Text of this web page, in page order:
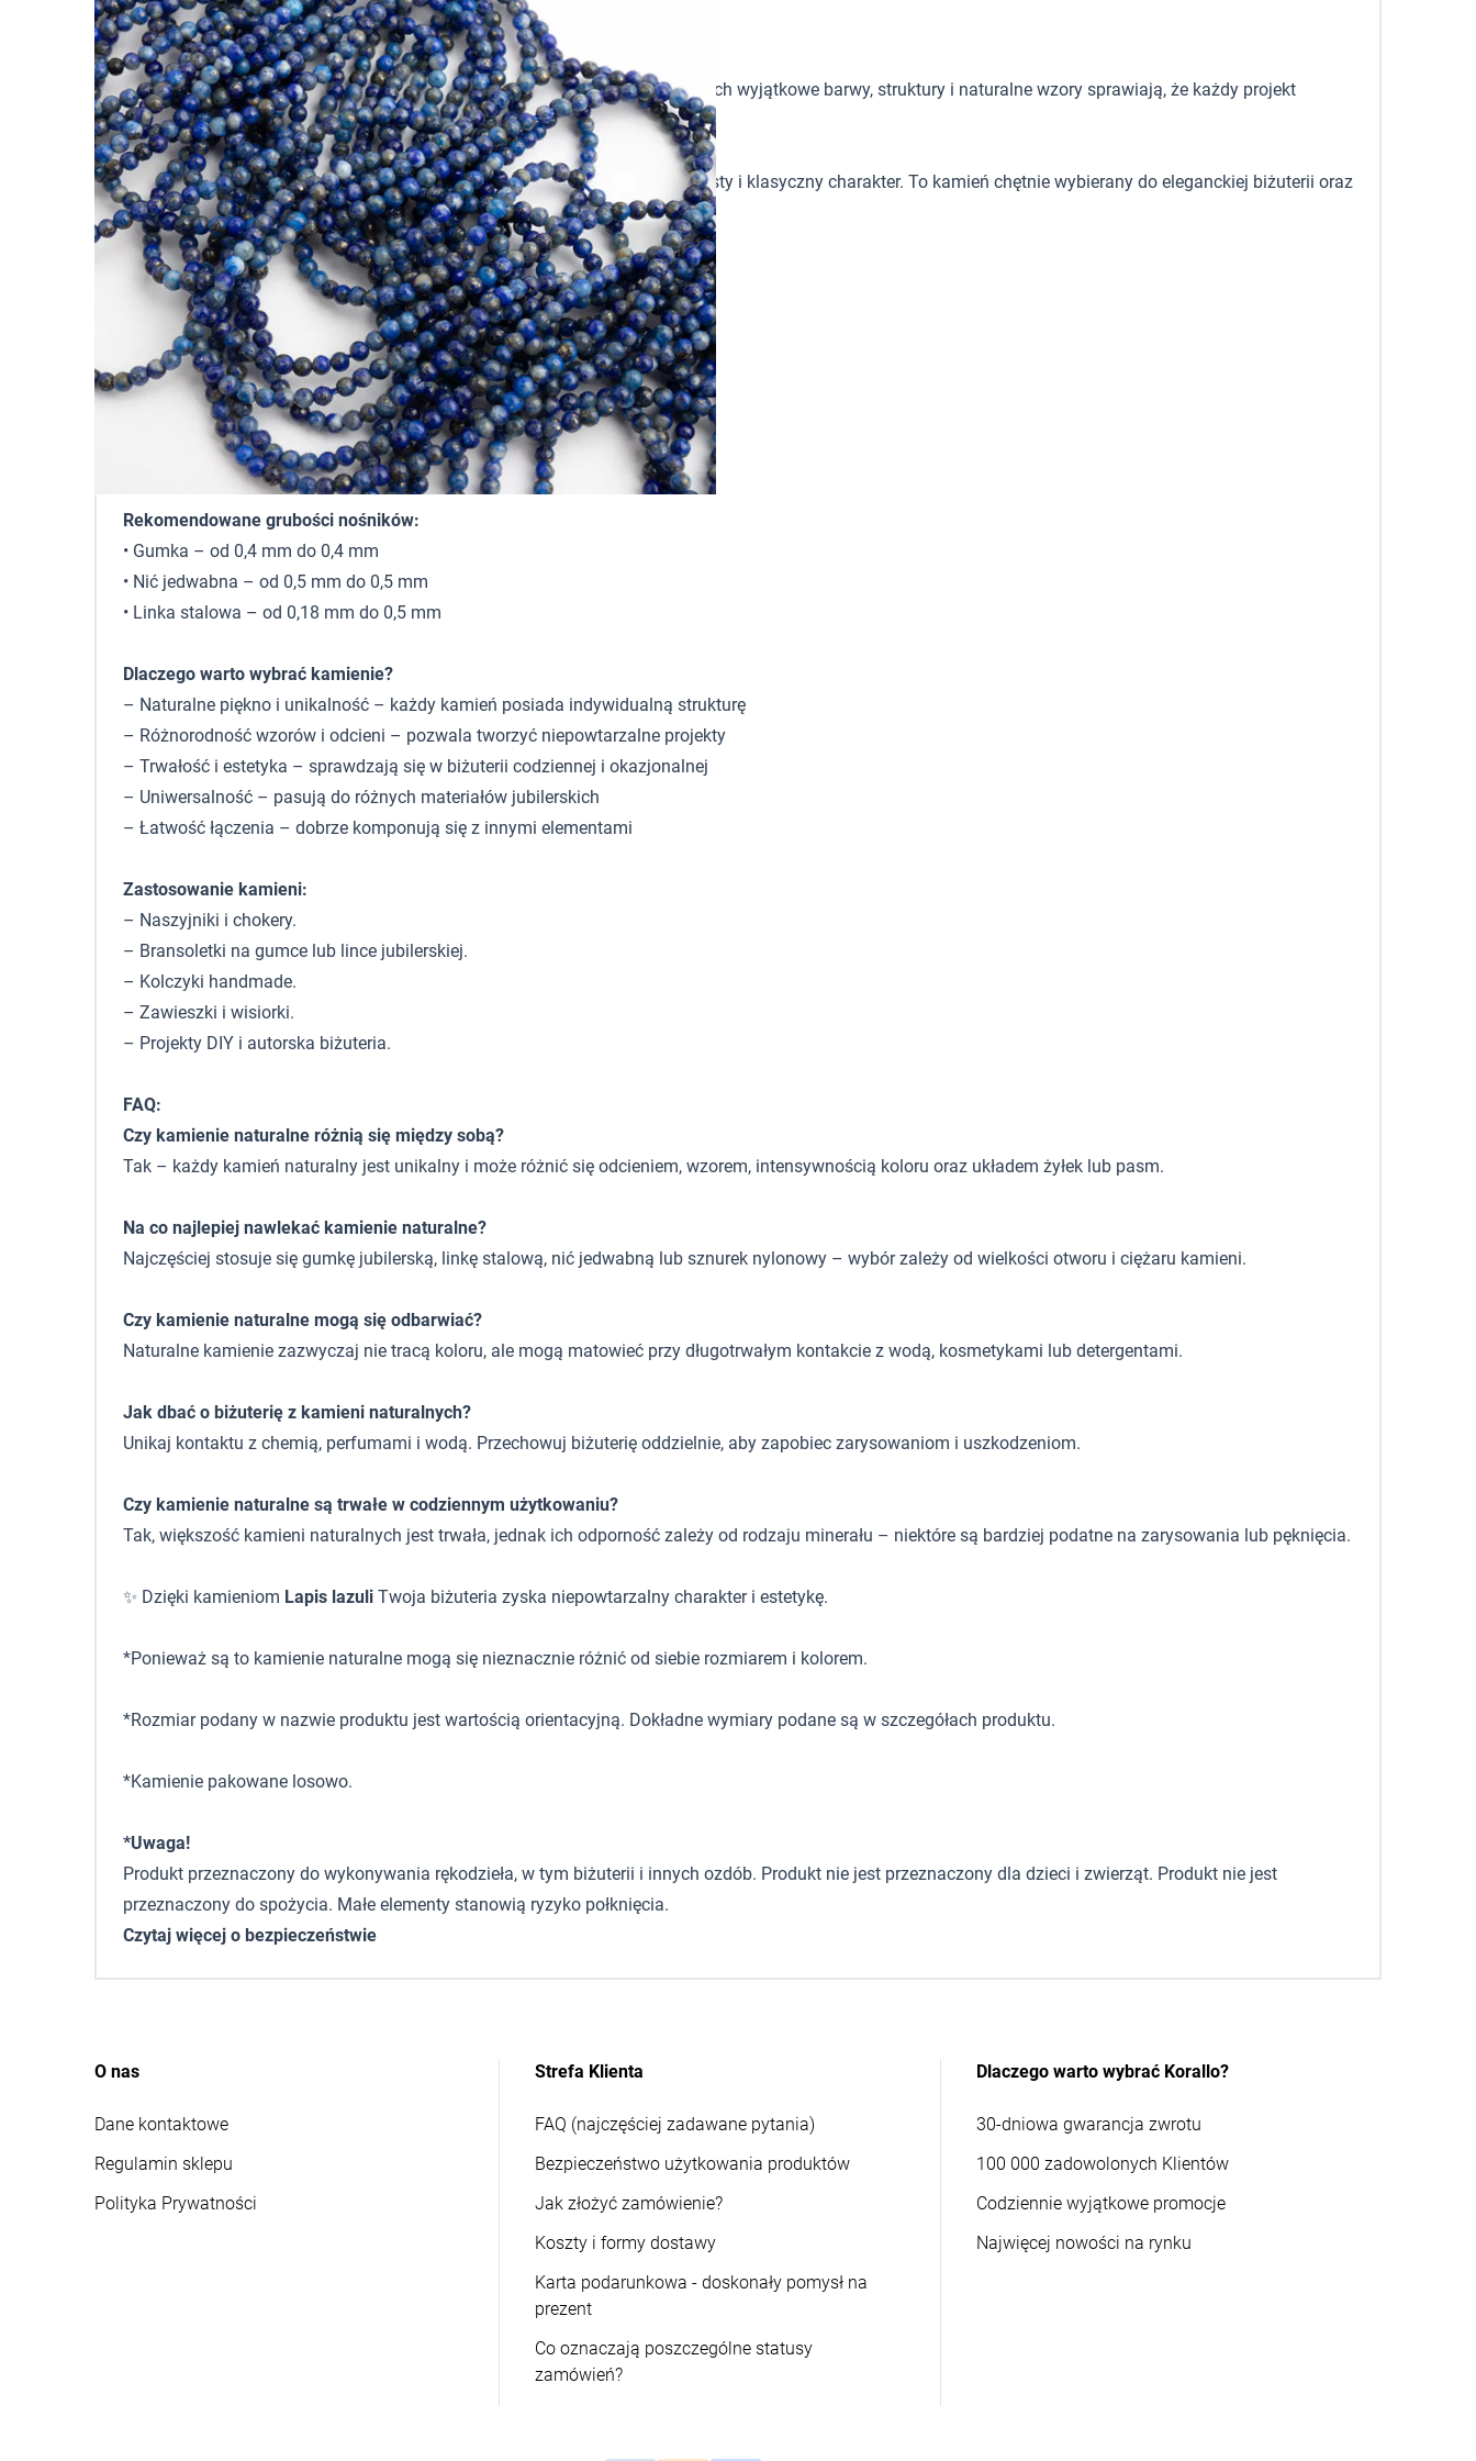
Lapis lazuli kulka gładka 2mm
Kamienie to jedne z najbardziej cenionych dodatków w biżuterii handmade. Ich wyjątkowe barwy, struktury i naturalne wzory sprawiają, że każdy projekt
nabiera indywidualnego charakteru.
Lapis lazuli wyróżnia się tym, że głęboka niebieska barwa nadaje mu wyrazisty i klasyczny charakter. To kamień chętnie wybierany do eleganckiej biżuterii oraz
autorskich projektów DIY.
Charakterystyka:
Rodzaj:Lapis lazuli
niebieski
Kształt: kulka
Rozmiar:2mm
gładka
Cechy szczególne:gładka powierzchnia, głęboka barwa
Rekomendowane grubości nośników:
• Gumka – od 0,4 mm do 0,4 mm
• Nić jedwabna – od 0,5 mm do 0,5 mm
• Linka stalowa – od 0,18 mm do 0,5 mm
Dlaczego warto wybrać kamienie?
– Naturalne piękno i unikalność – każdy kamień posiada indywidualną strukturę
– Różnorodność wzorów i odcieni – pozwala tworzyć niepowtarzalne projekty
– Trwałość i estetyka – sprawdzają się w biżuterii codziennej i okazjonalnej
– Uniwersalność – pasują do różnych materiałów jubilerskich
– Łatwość łączenia – dobrze komponują się z innymi elementami
Zastosowanie kamieni:
– Naszyjniki i chokery.
– Bransoletki na gumce lub lince jubilerskiej.
– Kolczyki handmade.
– Zawieszki i wisiorki.
– Projekty DIY i autorska biżuteria.
FAQ:
Czy kamienie naturalne różnią się między sobą?
Tak – każdy kamień naturalny jest unikalny i może różnić się odcieniem, wzorem, intensywnością koloru oraz układem żyłek lub pasm.
Na co najlepiej nawlekać kamienie naturalne?
Najczęściej stosuje się gumkę jubilerską, linkę stalową, nić jedwabną lub sznurek nylonowy – wybór zależy od wielkości otworu i ciężaru kamieni.
Czy kamienie naturalne mogą się odbarwiać?
Naturalne kamienie zazwyczaj nie tracą koloru, ale mogą matowieć przy długotrwałym kontakcie z wodą, kosmetykami lub detergentami.
Jak dbać o biżuterię z kamieni naturalnych?
Unikaj kontaktu z chemią, perfumami i wodą. Przechowuj biżuterię oddzielnie, aby zapobiec zarysowaniom i uszkodzeniom.
Czy kamienie naturalne są trwałe w codziennym użytkowaniu?
Tak, większość kamieni naturalnych jest trwała, jednak ich odporność zależy od rodzaju minerału – niektóre są bardziej podatne na zarysowania lub pęknięcia.
✨ Dzięki kamieniom Lapis lazuli Twoja biżuteria zyska niepowtarzalny charakter i estetykę.
*Ponieważ są to kamienie naturalne mogą się nieznacznie różnić od siebie rozmiarem i kolorem.
*Rozmiar podany w nazwie produktu jest wartością orientacyjną. Dokładne wymiary podane są w szczegółach produktu.
*Kamienie pakowane losowo.
*Uwaga!
Produkt przeznaczony do wykonywania rękodzieła, w tym biżuterii i innych ozdób. Produkt nie jest przeznaczony dla dzieci i zwierząt. Produkt nie jest
przeznaczony do spożycia. Małe elementy stanowią ryzyko połknięcia.
Czytaj więcej o bezpieczeństwie
O nas
Dane kontaktowe
Regulamin sklepu
Polityka Prywatności
Strefa Klienta
FAQ (najczęściej zadawane pytania)
Bezpieczeństwo użytkowania produktów
Jak złożyć zamówienie?
Koszty i formy dostawy
Karta podarunkowa - doskonały pomysł na
prezent
Co oznaczają poszczególne statusy
zamówień?
Dlaczego warto wybrać Korallo?
30-dniowa gwarancja zwrotu
100 000 zadowolonych Klientów
Codziennie wyjątkowe promocje
Najwięcej nowości na rynku